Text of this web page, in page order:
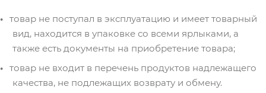
товар не поступал в эксплуатацию и имеет товарный
вид, находится в упаковке со всеми ярлыками, а
также есть документы на приобретение товара;
товар не входит в перечень продуктов надлежащего
качества, не подлежащих возврату и обмену.